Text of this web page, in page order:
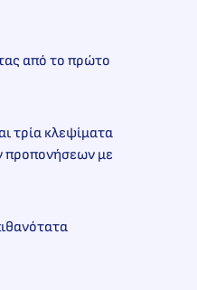
από το πρώτο
τρία κλεψίματα
προπονήσεων με